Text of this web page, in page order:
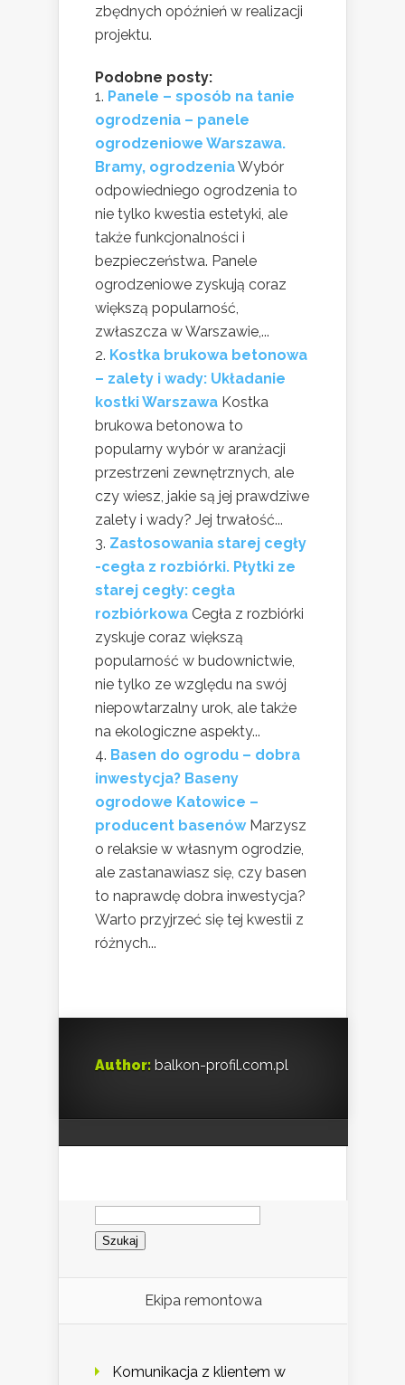
zbędnych opóźnień w realizacji
projektu.
Podobne posty:
Panele – sposób na tanie
ogrodzenia – panele
ogrodzeniowe Warszawa.
Bramy, ogrodzeniaWybór
odpowiedniego ogrodzenia to
nie tylko kwestia estetyki, ale
także funkcjonalności i
bezpieczeństwa. Panele
ogrodzeniowe zyskują coraz
większą popularność,
zwłaszcza w Warszawie,...
Kostka brukowa betonowa
– zalety i wady: Układanie
kostki Warszawa Kostka
brukowa betonowa to
popularny wybór w aranżacji
przestrzeni zewnętrznych, ale
czy wiesz, jakie są jej prawdziwe
zalety i wady? Jej trwałość...
Zastosowania starej cegły
-cegła z rozbiórki. Płytki ze
starej cegły: cegła
rozbiórkowa Cegła z rozbiórki
zyskuje coraz większą
popularność w budownictwie,
nie tylko ze względu na swój
niepowtarzalny urok, ale także
na ekologiczne aspekty...
Basen do ogrodu – dobra
inwestycja? Baseny
ogrodowe Katowice –
producent basenów Marzysz
o relaksie w własnym ogrodzie,
ale zastanawiasz się, czy basen
to naprawdę dobra inwestycja?
Warto przyjrzeć się tej kwestii z
różnych...
Author: balkon-profil.com.pl
Szukaj:
Ekipa remontowa
Komunikacja z klientem w